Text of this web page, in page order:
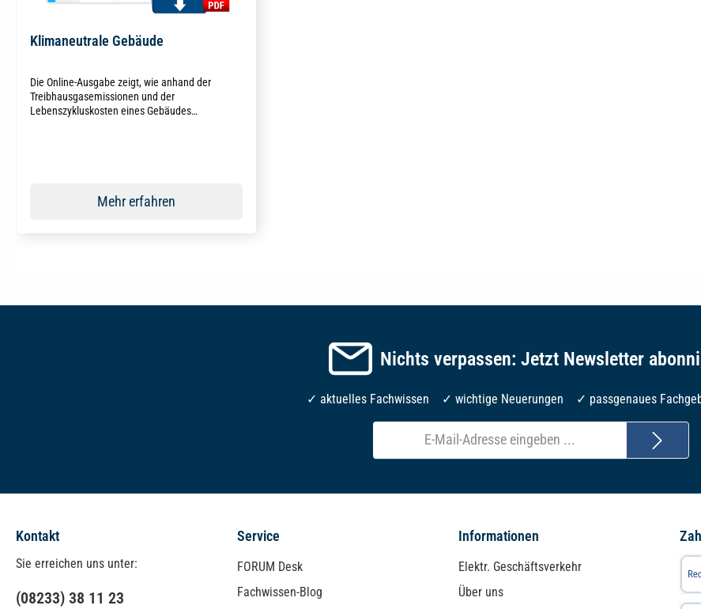
Klimaneutrale Gebäude
Die Online-Ausgabe zeigt, wie anhand der
Treibhausgasemissionen und der
Lebenszykluskosten eines Gebäudes
Mehr erfahren
Nichts verpassen: Jetzt Newsletter
✓ aktuelles Fachwissen ✓ wichtige Neuerungen ✓ passgenaues
Kontakt
Sie erreichen uns unter:
(08233) 38 11 23
Service
FORUM Desk
Fachwissen-Blog
Informationen
Elektr. Geschäftsverkehr
Über uns